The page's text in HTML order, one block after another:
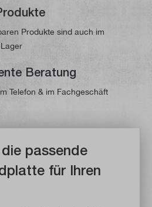
Produkte sind auch im
Beratung
Telefon & im Fachgeschäft
passende
für Ihren